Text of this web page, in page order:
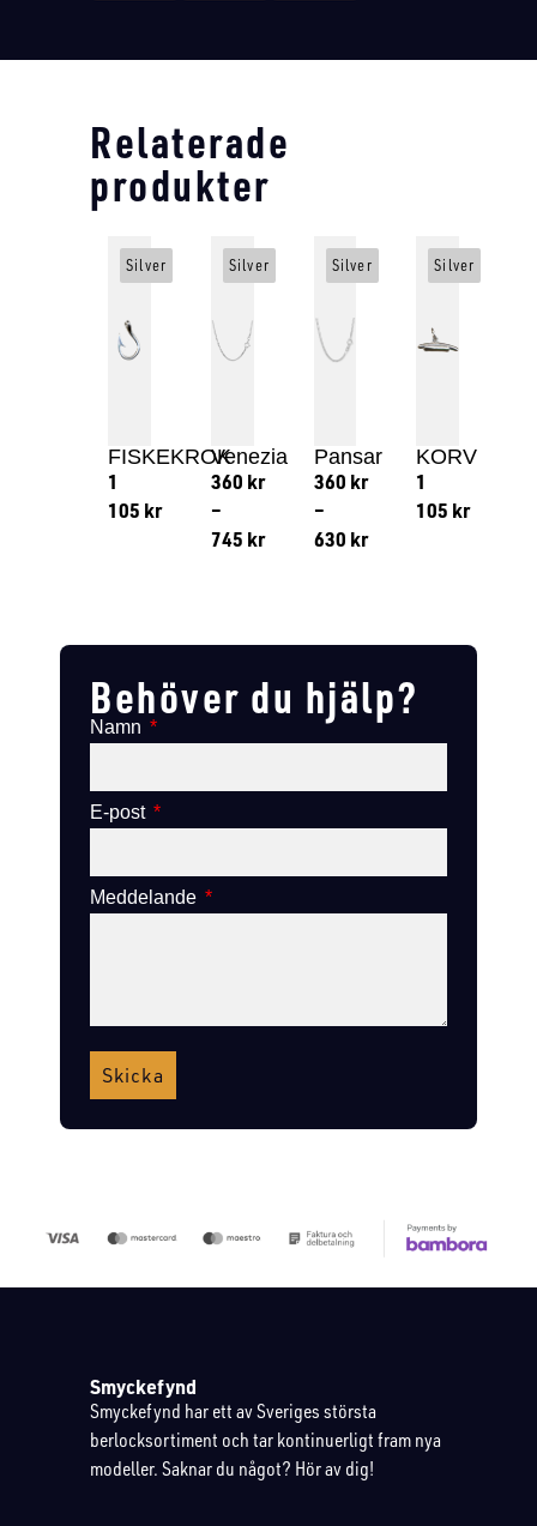
Relaterade
produkter
FISKEKROK
1
105 kr
Silver
Venezia
360 kr
–
745 kr
Silver
Pansar
360 kr
–
630 kr
Silver
KORV
1
105 kr
Silver
Behöver du hjälp?
Namn
E-post
Meddelande
Skicka
Smyckefynd
Smyckefynd har ett av Sveriges största
berlocksortiment och tar kontinuerligt fram nya
modeller. Saknar du något? Hör av dig!